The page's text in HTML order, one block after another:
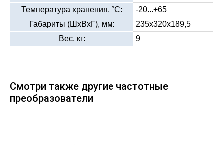
Температура хранения, °С:
-20...+65
Габариты (ШхВхГ), мм:
235х320х189,5
Вес, кг:
9
Смотри также другие частотные
преобразователи